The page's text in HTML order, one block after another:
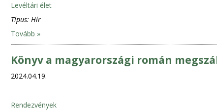
Levéltári élet
Típus: Hír
Tovább »
Könyv a magyarországi román
2024.04.19.
Rendezvények